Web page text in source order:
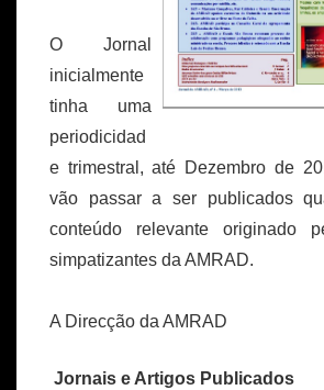
O Jornal
inicialmente
tinha uma
periodicidad
e trimestral, até Dezembro de
vão passar a ser publicados
conteúdo relevante originado
simpatizantes da AMRAD.
A Direcção da AMRAD
Jornais e Artigos Publicados